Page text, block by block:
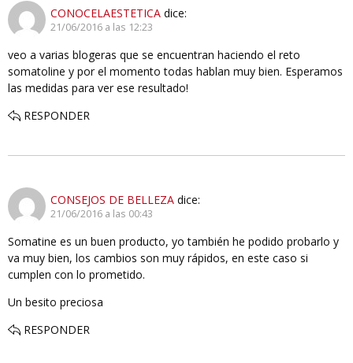
CONOCELAESTETICA dice:
21/06/2016 a las 12:23
veo a varias blogeras que se encuentran haciendo el reto
somatoline y por el momento todas hablan muy bien. Esperamos
las medidas para ver ese resultado!
RESPONDER
CONSEJOS DE BELLEZA dice:
21/06/2016 a las 00:43
Somatine es un buen producto, yo también he podido probarlo y
va muy bien, los cambios son muy rápidos, en este caso si
cumplen con lo prometido.
Un besito preciosa
RESPONDER